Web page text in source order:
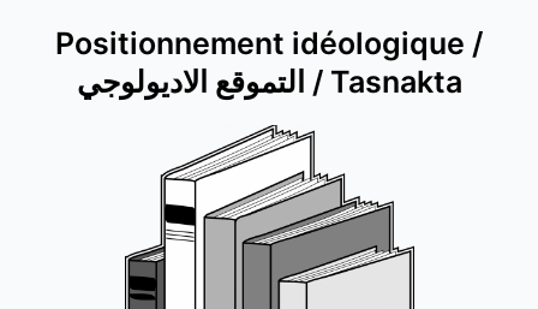
Positionnement idéologique /
التموقع الاديولوجي / Tasnakta